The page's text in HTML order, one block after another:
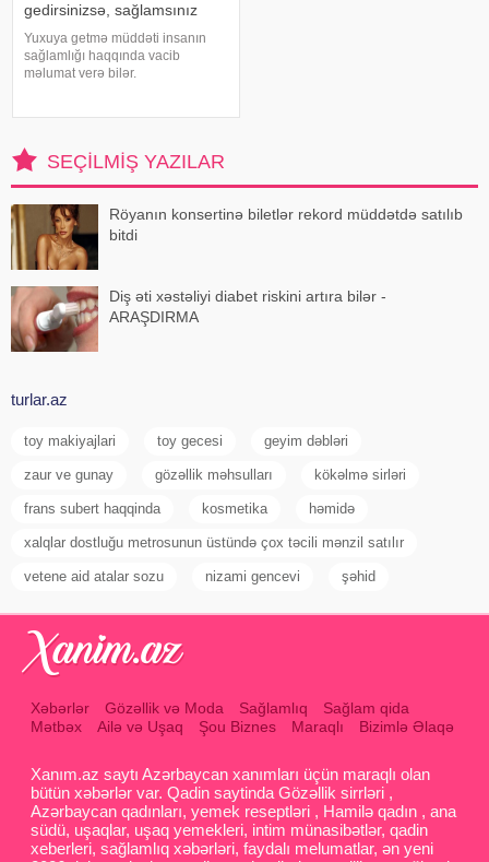
gedirsinizsə, sağlamsınız
Yuxuya getmə müddəti insanın
sağlamlığı haqqında vacib
məlumat verə bilər.
sözlərinə görə
SEÇILMIŞ YAZILAR
Röyanın konsertinə biletlər rekord müddətdə satılıb
bitdi
Diş əti xəstəliyi diabet riskini artıra bilər -
ARAŞDIRMA
turlar.az
toy makiyajlari toy gecesi geyim dəbləri
zaur ve gunay gözəllik məhsulları kökəlmə sirləri
frans subert haqqinda kosmetika həmidə
xalqlar dostluğu metrosunun üstündə çox təcili mənzil satılır
vetene aid atalar sozu nizami gencevi şəhid
Xəbərlər Gözəllik və Moda Sağlamlıq
Sağlam qida
Mətbəx
Ailə və Uşaq Şou Biznes Maraqlı Bizimlə Əlaqə
Xanım.az saytı Azərbaycan xanımları üçün maraqlı olan
bütün xəbərlər var. Qadin saytinda Gözəllik sirrləri ,
Azərbaycan qadınları, yemek reseptləri , Hamilə qadın , ana
südü, uşaqlar, uşaq yemekleri, intim münasibətlər, qadin
xeberleri, sağlamlıq xəbərləri, faydalı melumatlar, ən yeni